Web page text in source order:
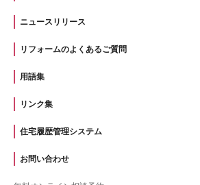
ニュースリリース
リフォームのよくあるご質問
用語集
リンク集
住宅履歴管理システム
お問い合わせ